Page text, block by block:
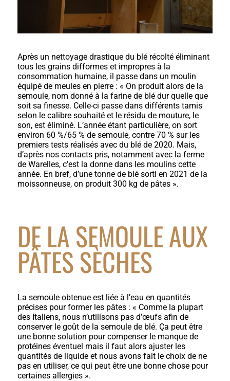
Après un nettoyage drastique du blé récolté éliminant
tous les grains difformes et impropres à la
consommation humaine, il passe dans un moulin
équipé de meules en pierre : « On produit alors de la
semoule, nom donné à la farine de blé dur quelle que
soit sa finesse. Celle-ci passe dans différents tamis
selon le calibre souhaité et le résidu de mouture, le
son, est éliminé. L’année étant particulière, on sort
environ 60 %/65 % de semoule, contre 70 % sur les
premiers tests réalisés avec du blé de 2020. Mais,
d’après nos contacts pris, notamment avec la ferme
de Warelles, c’est la donne dans les moulins cette
année. En bref, d’une tonne de blé sorti en 2021 de la
moissonneuse, on produit 300 kg de pâtes ».
DE LA SEMOULE AUX
PÂTES SÈCHES
La semoule obtenue est liée à l’eau en quantités
précises pour former les pâtes : « Comme la plupart
des Italiens, nous n’utilisons pas d’œufs afin de
conserver le goût de la semoule de blé. Ça peut être
une bonne solution pour compenser le manque de
protéines éventuel mais il faut alors ajuster les
quantités de liquide et nous avons fait le choix de ne
pas en utiliser, ce qui peut être une bonne chose pour
certaines allergies ».